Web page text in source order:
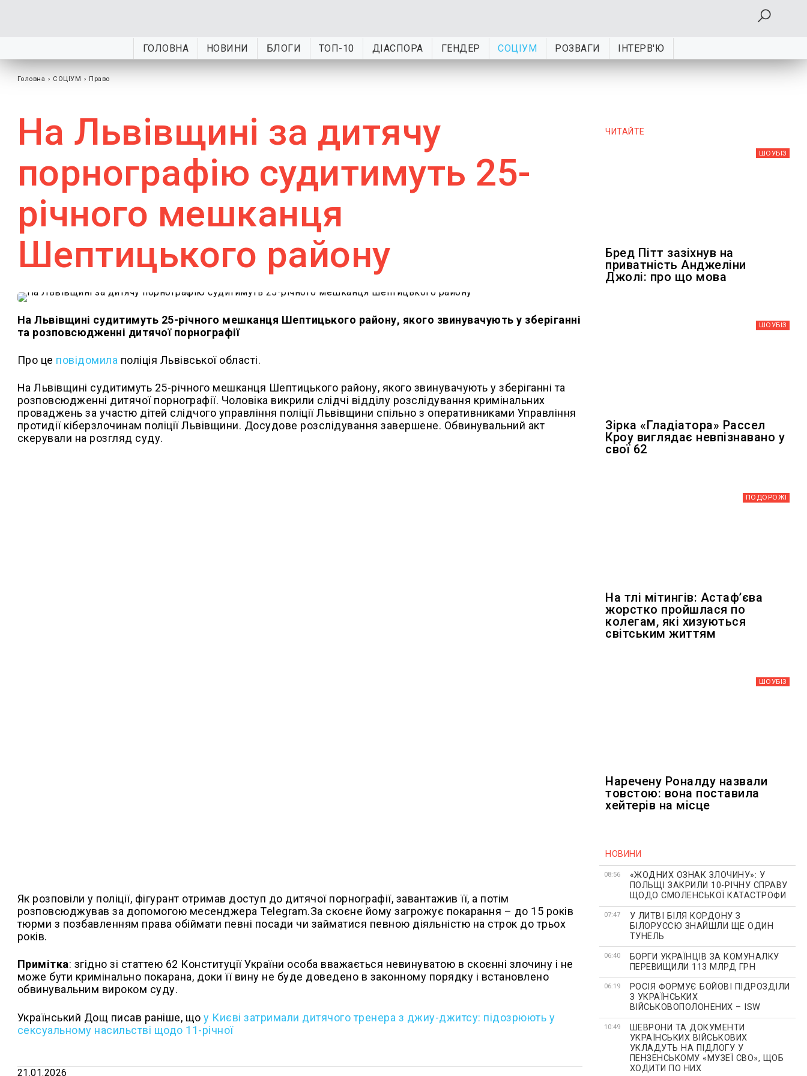
ГОЛОВНА НОВИНИ БЛОГИ ТОП-10 ДІАСПОРА ГЕНДЕР СОЦІУМ РОЗВАГИ ІНТЕРВ'Ю
Головна › СОЦІУМ › Право
На Львівщині за дитячу
порнографію судитимуть 25-
річного мешканця
Шептицького району
На Львівщині судитимуть 25-річного мешканця Шептицького району, якого звинувачують у зберіганні
та розповсюдженні дитячої порнографії
Про це повідомила поліція Львівської області.
На Львівщині судитимуть 25-річного мешканця Шептицького району, якого звинувачують у зберіганні та
розповсюдженні дитячої порнографії. Чоловіка викрили слідчі відділу розслідування кримінальних
проваджень за участю дітей слідчого управління поліції Львівщини спільно з оперативниками Управління
протидії кіберзлочинам поліції Львівщини. Досудове розслідування завершене. Обвинувальний акт
скерували на розгляд суду.
Як розповіли у поліції, фігурант отримав доступ до дитячої порнографії, завантажив її, а потім
розповсюджував за допомогою месенджера Telegram.За скоєне йому загрожує покарання – до 15 років
тюрми з позбавленням права обіймати певні посади чи займатися певною діяльністю на строк до трьох
років.
Примітка: згідно зі статтею 62 Конституції України особа вважається невинуватою в скоєнні злочину і не
може бути кримінально покарана, доки її вину не буде доведено в законному порядку і встановлено
обвинувальним вироком суду.
Український Дощ писав раніше, що у Києві затримали дитячого тренера з джиу-джитсу: підозрюють у
сексуальному насильстві щодо 11-річної
21.01.2026
ЧИТАЙТЕ
ШОУБIЗ
Бред Пітт зазіхнув на
приватність Анджеліни
Джолі: про що мова
ШОУБIЗ
Зірка «Гладіатора» Рассел
Кроу виглядає невпізнавано у
свої 62
ПОДОРОЖІ
На тлі мітингів: Астафʼєва
жорстко пройшлася по
колегам, які хизуються
світським життям
ШОУБIЗ
Наречену Роналду назвали
товстою: вона поставила
хейтерів на місце
НОВИНИ
08:56
«ЖОДНИХ ОЗНАК ЗЛОЧИНУ»: У
ПОЛЬЩІ ЗАКРИЛИ 10-РІЧНУ СПРАВУ
ЩОДО СМОЛЕНСЬКОЇ КАТАСТРОФИ
07:47
У ЛИТВІ БІЛЯ КОРДОНУ З
БІЛОРУССЮ ЗНАЙШЛИ ЩЕ ОДИН
ТУНЕЛЬ
06:40
БОРГИ УКРАЇНЦІВ ЗА КОМУНАЛКУ
ПЕРЕВИЩИЛИ 113 МЛРД ГРН
06:19
РОСІЯ ФОРМУЄ БОЙОВІ ПІДРОЗДІЛИ
З УКРАЇНСЬКИХ
ВІЙСЬКОВОПОЛОНЕНИХ – ISW
10:49
ШЕВРОНИ ТА ДОКУМЕНТИ
УКРАЇНСЬКИХ ВІЙСЬКОВИХ
УКЛАДУТЬ НА ПІДЛОГУ У
ПЕНЗЕНСЬКОМУ «МУЗЕЇ СВО», ЩОБ
ХОДИТИ ПО НИХ